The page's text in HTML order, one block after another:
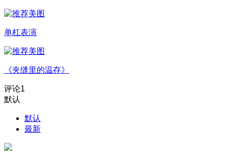
单杠表演
《夹缝里的温存》
评论1
默认
默认
最新